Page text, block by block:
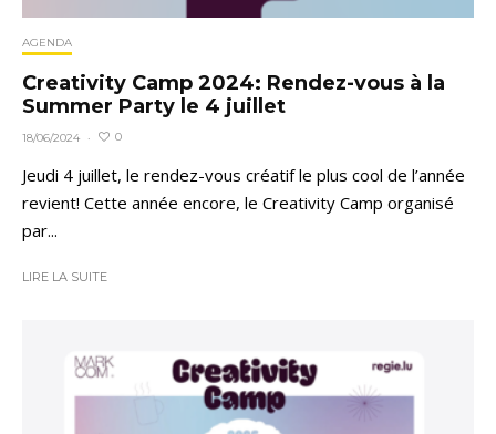
AGENDA
Creativity Camp 2024: Rendez-vous à la
Summer Party le 4 juillet
18/06/2024 · 0
Jeudi 4 juillet, le rendez-vous créatif le plus cool de l’année
revient! Cette année encore, le Creativity Camp organisé
par...
LIRE LA SUITE